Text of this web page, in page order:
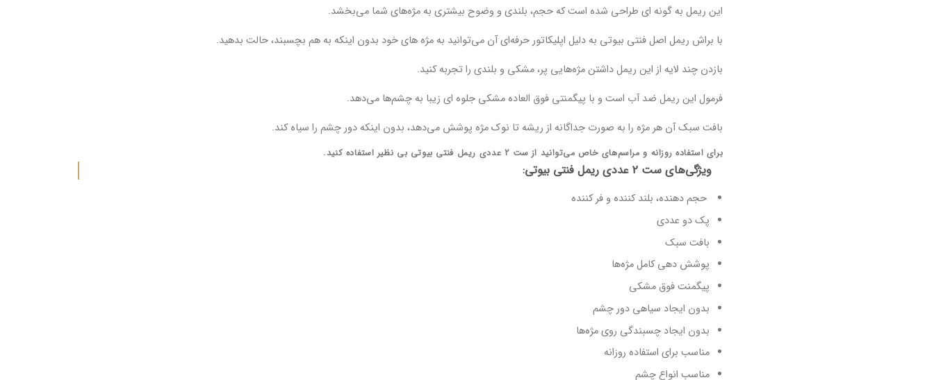
این ریمل به گونه ای طراحی شده است که حجم، بلندی و وضوح بیشتری به مژه‌های شما می‌بخشد.
با براش ریمل اصل فنتی بیوتی به دلیل اپلیکاتور حرفه‌ای آن ‌می‌توانید به مژه های خود بدون اینکه به هم بچسبند، حالت بدهید.
بازدن چند لایه از این ریمل داشتن مژه‌هایی پر، مشکی و بلندی را تجربه کنید.
فرمول این ریمل ضد آب است و با پیگمنتی فوق العاده مشکی جلوه ای زیبا به چشم‌ها می‌دهد.
بافت سبک آن هر مژه را به صورت جداگانه از ریشه تا نوک مژه پوشش می‌دهد، بدون اینکه دور چشم را سیاه کند.
برای استفاده روزانه و مراسم‌های خاص می‌توانید از ست 2 عددی ریمل فنتی بیوتی بی نظیر استفاده کنید.
ویژگی‌های ست 2 عددی ریمل فنتی بیوتی:
حجم دهنده، بلند کننده و فر کننده
پک دو عددی
بافت سبک
پوشش دهی کامل مژه‌ها
پیگمنت فوق مشکی
بدون ایجاد سیاهی دور چشم
بدون ایجاد چسبندگی روی مژه‌ها
مناسب برای استفاده روزانه
مناسب انواع چشم